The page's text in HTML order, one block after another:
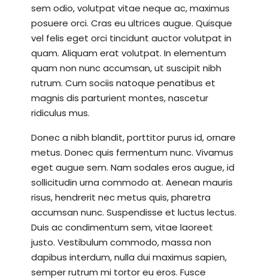
sem odio, volutpat vitae neque ac, maximus
posuere orci. Cras eu ultrices augue. Quisque
vel felis eget orci tincidunt auctor volutpat in
quam. Aliquam erat volutpat. In elementum
quam non nunc accumsan, ut suscipit nibh
rutrum. Cum sociis natoque penatibus et
magnis dis parturient montes, nascetur
ridiculus mus.
Donec a nibh blandit, porttitor purus id, ornare
metus. Donec quis fermentum nunc. Vivamus
eget augue sem. Nam sodales eros augue, id
sollicitudin urna commodo at. Aenean mauris
risus, hendrerit nec metus quis, pharetra
accumsan nunc. Suspendisse et luctus lectus.
Duis ac condimentum sem, vitae laoreet
justo. Vestibulum commodo, massa non
dapibus interdum, nulla dui maximus sapien,
semper rutrum mi tortor eu eros. Fusce